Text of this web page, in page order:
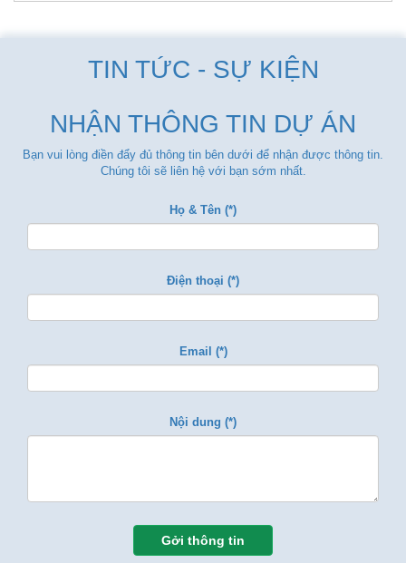
TIN TỨC - SỰ KIỆN
NHẬN THÔNG TIN DỰ ÁN
Bạn vui lòng điền đẩy đủ thông tin bên dưới để nhận được thông tin.
Chúng tôi sẽ liên hệ với bạn sớm nhất.
Họ & Tên (*)
Điện thoại (*)
Email (*)
Nội dung (*)
Gởi thông tin